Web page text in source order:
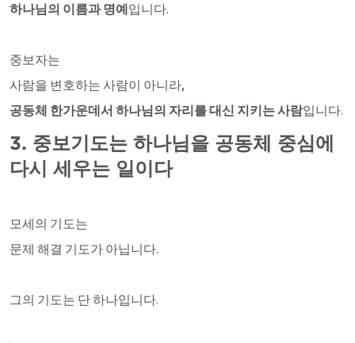
하나님의 이름과 명예입니다.
중보자는
사람을 변호하는 사람이 아니라,
공동체 한가운데서 하나님의 자리를 대신 지키는 사람입니다.
3. 중보기도는 하나님을 공동체 중심에
다시 세우는 일이다
모세의 기도는
문제 해결 기도가 아닙니다.
그의 기도는 단 하나입니다.